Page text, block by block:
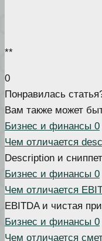
**
0
Понравилась
Вам также может
Бизнес и финансы 0
Чем отличается
Description и
Бизнес и финансы 0
Чем отличается
EBITDA и чистая
Бизнес и финансы 0
Чем отличается